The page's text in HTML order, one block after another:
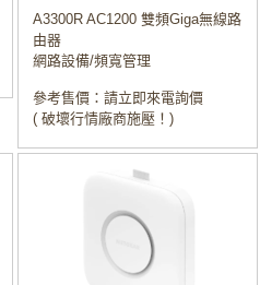
A3300R AC1200 雙頻Giga無線路
由器
網路設備/頻寬管理
參考售價：請立即來電詢價
( 破壞行情廠商施壓！)